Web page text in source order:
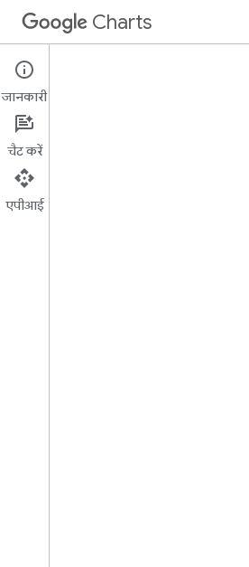
Charts
समीक्षा
जानकारी
चैट करें
एपीआई